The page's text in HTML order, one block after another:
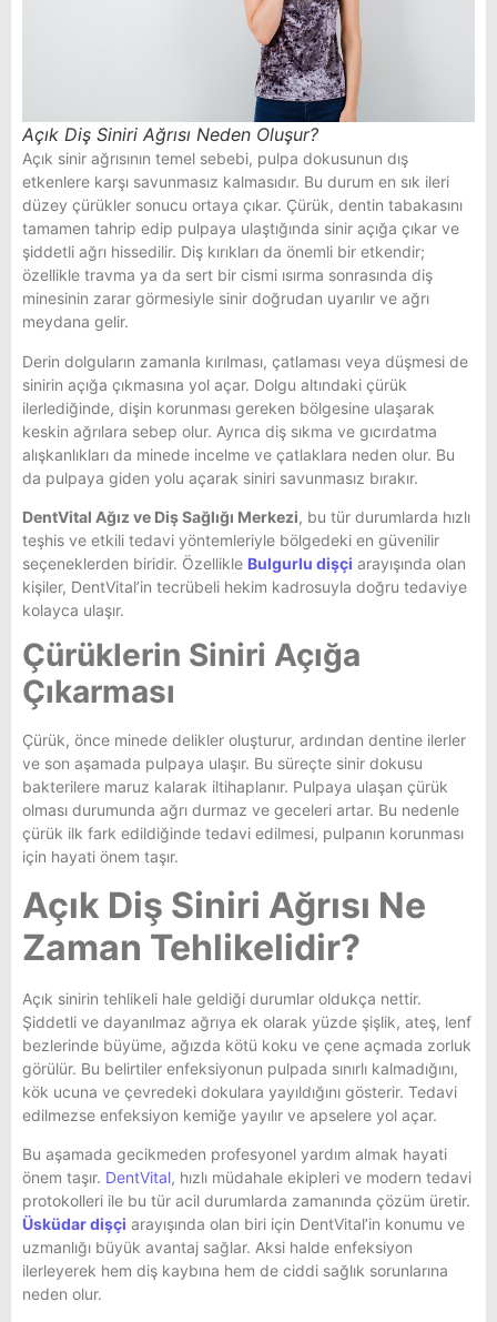
Açık Diş Siniri Ağrısı Neden Oluşur?
Açık sinir ağrısının temel sebebi, pulpa dokusunun dış
etkenlere karşı savunmasız kalmasıdır. Bu durum en sık ileri
düzey çürükler sonucu ortaya çıkar. Çürük, dentin tabakasını
tamamen tahrip edip pulpaya ulaştığında sinir açığa çıkar ve
şiddetli ağrı hissedilir. Diş kırıkları da önemli bir etkendir;
özellikle travma ya da sert bir cismi ısırma sonrasında diş
minesinin zarar görmesiyle sinir doğrudan uyarılır ve ağrı
meydana gelir.
Derin dolguların zamanla kırılması, çatlaması veya düşmesi de
sinirin açığa çıkmasına yol açar. Dolgu altındaki çürük
ilerlediğinde, dişin korunması gereken bölgesine ulaşarak
keskin ağrılara sebep olur. Ayrıca diş sıkma ve gıcırdatma
alışkanlıkları da minede incelme ve çatlaklara neden olur. Bu
da pulpaya giden yolu açarak siniri savunmasız bırakır.
DentVital Ağız ve Diş Sağlığı Merkezi, bu tür durumlarda hızlı
teşhis ve etkili tedavi yöntemleriyle bölgedeki en güvenilir
seçeneklerden biridir. Özellikle Bulgurlu dişçi arayışında olan
kişiler, DentVital’in tecrübeli hekim kadrosuyla doğru tedaviye
kolayca ulaşır.
Çürüklerin Siniri Açığa
Çıkarması
Çürük, önce minede delikler oluşturur, ardından dentine ilerler
ve son aşamada pulpaya ulaşır. Bu süreçte sinir dokusu
bakterilere maruz kalarak iltihaplanır. Pulpaya ulaşan çürük
olması durumunda ağrı durmaz ve geceleri artar. Bu nedenle
çürük ilk fark edildiğinde tedavi edilmesi, pulpanın korunması
için hayati önem taşır.
Açık Diş Siniri Ağrısı Ne
Zaman Tehlikelidir?
Açık sinirin tehlikeli hale geldiği durumlar oldukça nettir.
Şiddetli ve dayanılmaz ağrıya ek olarak yüzde şişlik, ateş, lenf
bezlerinde büyüme, ağızda kötü koku ve çene açmada zorluk
görülür. Bu belirtiler enfeksiyonun pulpada sınırlı kalmadığını,
kök ucuna ve çevredeki dokulara yayıldığını gösterir. Tedavi
edilmezse enfeksiyon kemiğe yayılır ve apselere yol açar.
Bu aşamada gecikmeden profesyonel yardım almak hayati
önem taşır. DentVital, hızlı müdahale ekipleri ve modern tedavi
protokolleri ile bu tür acil durumlarda zamanında çözüm üretir.
Üsküdar dişçi arayışında olan biri için DentVital’in konumu ve
uzmanlığı büyük avantaj sağlar. Aksi halde enfeksiyon
ilerleyerek hem diş kaybına hem de ciddi sağlık sorunlarına
neden olur.